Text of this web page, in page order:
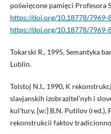
poświęcone pamięci Profesora
https://doi.org/10.18778/7969-
https://doi.org/10.18778/7969-
Tokarski R., 1995, Semantyka
Lublin.
Tolstoj N.I., 1990, K
slavjanskih izobrazitel’nyh i
kul’tury, [w:] B.N. Putilov
rekonstrukcii faktov